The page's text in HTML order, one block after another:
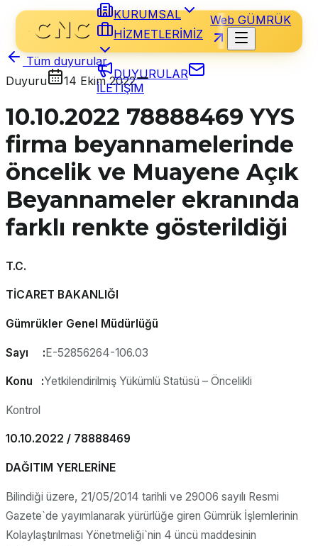
KURUMSAL
HİZMETLERİMİZ
DUYURULAR
İLETİŞİM
Web GÜMRÜK
Tüm duyurular
Duyuru
14 Ekim 2022
10.10.2022 78888469 YYS
firma beyannamelerinde
öncelik ve Muayene Açık
Beyannameler ekranında
farklı renkte gösterildiği
T.C.
TİCARET BAKANLIĞI
Gümrükler Genel Müdürlüğü
Sayı :E-52856264-106.03
Konu :Yetkilendirilmiş Yükümlü Statüsü – Öncelikli
Kontrol
10.10.2022 / 78888469
DAĞITIM YERLERİNE
Bilindiği üzere, 21/05/2014 tarihli ve 29006 sayılı Resmi
Gazete`de yayımlanarak yürürlüğe giren Gümrük İşlemlerinin
Kolaylaştırılması Yönetmeliği`nin 4 üncü maddesinin